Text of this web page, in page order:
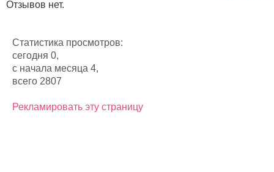
Отзывов нет.
Статистика просмотров:
сегодня 0,
с начала месяца 4,
всего 2807
Рекламировать эту страницу